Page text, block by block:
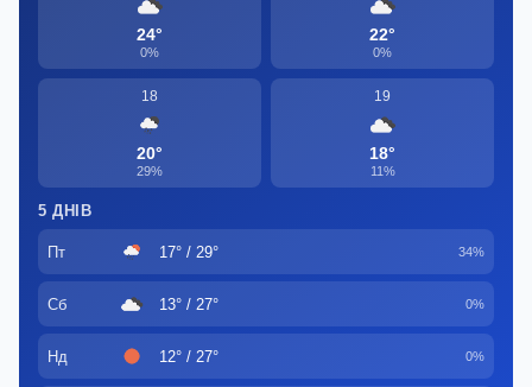
24°
0%
22°
0%
18
20°
29%
19
18°
11%
5 ДНІВ
Пт 17° / 29° 34%
Сб 13° / 27° 0%
Нд 12° / 27° 0%